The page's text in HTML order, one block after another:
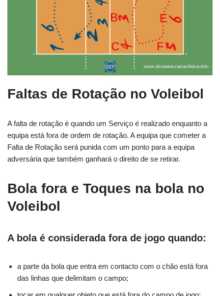
Faltas de Rotação no Voleibol
A falta de rotação é quando um Serviço é realizado enquanto a
equipa está fora de ordem de rotação. A equipa que cometer a
Falta de Rotação será punida com um ponto para a equipa
adversária que também ganhará o direito de se retirar.
Bola fora e Toques na bola no
Voleibol
A bola é considerada fora de jogo quando:
a parte da bola que entra em contacto com o chão está fora
das linhas que delimitam o campo;